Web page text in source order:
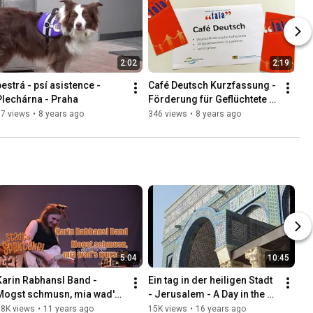
2:02
- psí asistence -
- Praha
views • 8 years ago
2:19
Café Deutsch Kurzfassung -
Förderung für Geflüchtete in
Landshut
346 views • 8 years ago
5:04
Rabhansl Band -
schmusn, mia wad's
- 8. Stadtspektakel
views • 11 years ago
10:45
Ein tag in der heiligen Stadt
- Jerusalem - A Day in the
Holy City
15K views • 16 years ago